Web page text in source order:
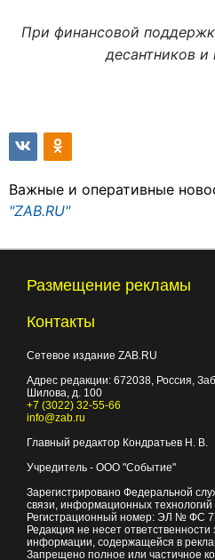
При финансовой
десантников
Важные и оперативные
"ZAB.RU"
Размещение рекламы
Контакты
Сетевое издание ZAB.RU
Адрес редакции: 672038, Россия,
Шилова, д. 100
+7 (3022) 32-55-66
info@zab.ru
Главный редактор Кондратьев Н. В.
Учредитель - ООО "Событие"
Зарегистрировано Федеральной
связи, информационных
Регистрационный номер: ЭЛ № ФС
Редакция не несет ответственности
информации, содержащейся в
Запрещено полное или частичное